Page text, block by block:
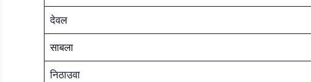
देवल
साबला
निठाउवा